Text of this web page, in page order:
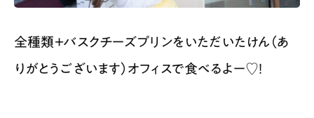
全種類＋バスクチーズプリンをいただいたけん（あ
りがとうございます）オフィスで食べるよー♡！